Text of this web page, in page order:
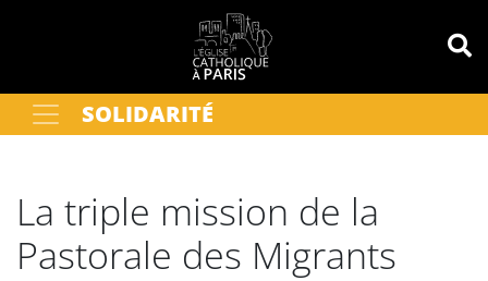
Votre rechercheSOLIDARITÉ
La triple mission de la
Pastorale des Migrants
Panneau de gestion des cookies